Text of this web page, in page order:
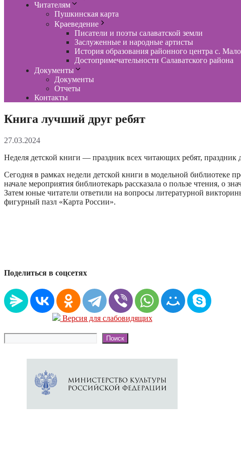
Читателям
Пушкинская карта
Краеведение
Писатели и поэты салаватской земли
Заслуженные и народные артисты
История образования районного центра с.
Достопримечательности Салаватского района
Документы
Документы
Отчеты
Контакты
Книга лучший друг ребят
27.03.2024
Неделя детской книги — праздник всех читающих ребят,
Сегодня в рамках недели детской книги в модельной библиотеке
начале мероприятия библиотекарь рассказала о пользе чтения, о
Затем юные читатели ответили на вопросы литературной
фигурный пазл «Карта России».
Поделиться в соцсетях
Версия для слабовидящих
Поиск Поиск